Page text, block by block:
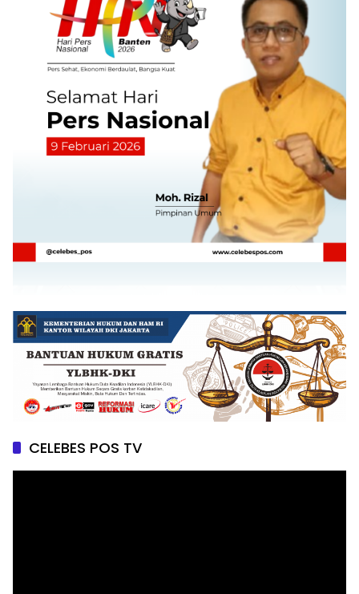
CELEBES POS TV